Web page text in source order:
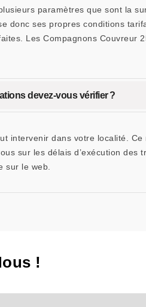
paramètres que sont la
donc ses propres conditions
Les Compagnons Couvreur
devez-vous vérifier ?
dans votre localité. Ce
sur les délais d’exécution des
sur le web.
!